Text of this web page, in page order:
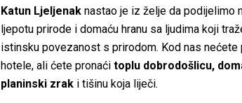
Katun Ljeljenaknastao je iz želje da podijelimo
ljepotu prirode i domaću hranu sa ljudima koji
istinsku povezanost s prirodom. Kod nas nećete
hotele, ali ćete pronaći toplu dobrodošlicu,
planinski zraki tišinu koja liječi.